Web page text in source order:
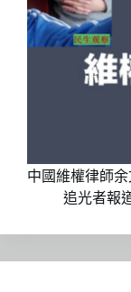
中國維權律師
追光者報